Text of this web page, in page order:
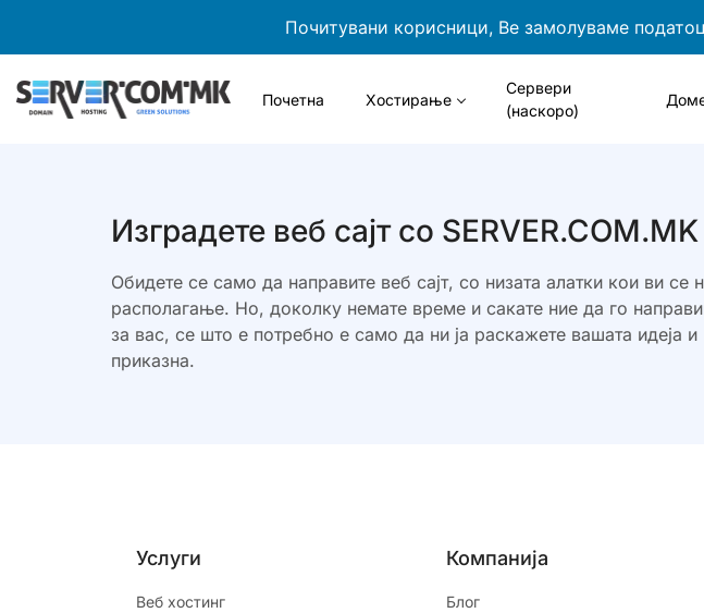
Почитувани корисници, Ве замолуваме
Почетна Хостирање
Сервери
(наскоро)
Изградете веб сајт со SERVER.COM.MK
Обидете се само да направите веб сајт, со низата алатки кои ви се
располагање. Но, доколку немате време и сакате ние да го
за вас, се што е потребно е само да ни ја раскажете вашата идеја и
приказна.
Услуги
Веб хостинг
Компанија
Блог